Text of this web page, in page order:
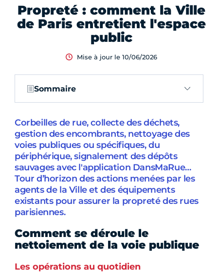
Propreté : comment la Ville
de Paris entretient l'espace
public
Mise à jour le 10/06/2026
Sommaire
Corbeilles de rue, collecte des déchets,
gestion des encombrants, nettoyage des
voies publiques ou spécifiques, du
périphérique, signalement des dépôts
sauvages avec l'application DansMaRue…
Tour d’horizon des actions menées par les
agents de la Ville et des équipements
existants pour assurer la propreté des rues
parisiennes.
Comment se déroule le
nettoiement de la voie publique
Les opérations au quotidien